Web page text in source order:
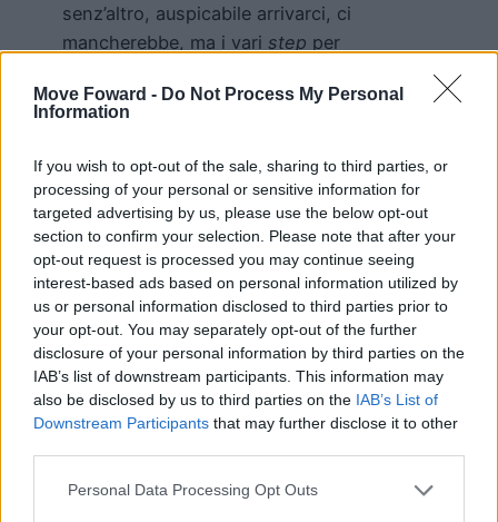
Move Foward - Do Not Process My Personal
Information
If you wish to opt-out of the sale, sharing to third parties, or
processing of your personal or sensitive information for
targeted advertising by us, please use the below opt-out
section to confirm your selection. Please note that after your
opt-out request is processed you may continue seeing
interest-based ads based on personal information utilized by
us or personal information disclosed to third parties prior to
your opt-out. You may separately opt-out of the further
disclosure of your personal information by third parties on the
IAB’s list of downstream participants. This information may
also be disclosed by us to third parties on the IAB’s List of
Downstream Participants that may further disclose it to other
Personal Data Processing Opt Outs
senz’altro, auspicabile arrivarci, ci
mancherebbe, ma i vari step per
piuttosto complessi ed articolati.
Commerceappena lanciato,strutturato ed
interessante , con schede prodotto ben
scritte ed ottimizzate per i motori di
ricerca, ma privo di unblogdi
approfondimento in grado di attrarre e
coinvolgere i propri potenziali acquirenti.
Ecco, questo è un ottimo esempio di
pratica da evitare.
Il primo e, forse, più importante obiettivo di
ogniblogaziendaleè, soprattutto, quello
diinformare , rafforzando,